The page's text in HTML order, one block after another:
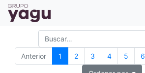
Anterior 1 2 3 4 5 6